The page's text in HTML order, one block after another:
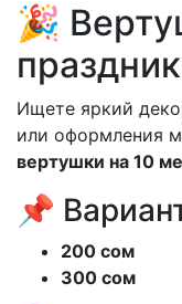
🎉
Ищете яркий
или оформления
вертушки на 10
📌
200 сом
300 сом